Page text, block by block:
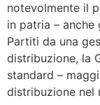
notevolmente il
in patria – anche
Partiti da una
distribuzione, la
standard –
distribuzione nel